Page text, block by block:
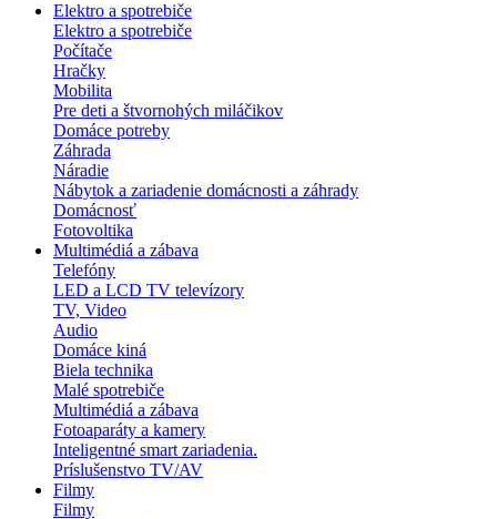
Elektro a spotrebiče
Elektro a spotrebiče
Počítače
Hračky
Mobilita
Pre deti a štvornohých miláčikov
Domáce potreby
Záhrada
Náradie
Nábytok a zariadenie domácnosti a záhrady
Domácnosť
Fotovoltika
Multimédiá a zábava
Telefóny
LED a LCD TV televízory
TV, Video
Audio
Domáce kiná
Biela technika
Malé spotrebiče
Multimédiá a zábava
Fotoaparáty a kamery
Inteligentné smart zariadenia.
Príslušenstvo TV/AV
Filmy
Filmy